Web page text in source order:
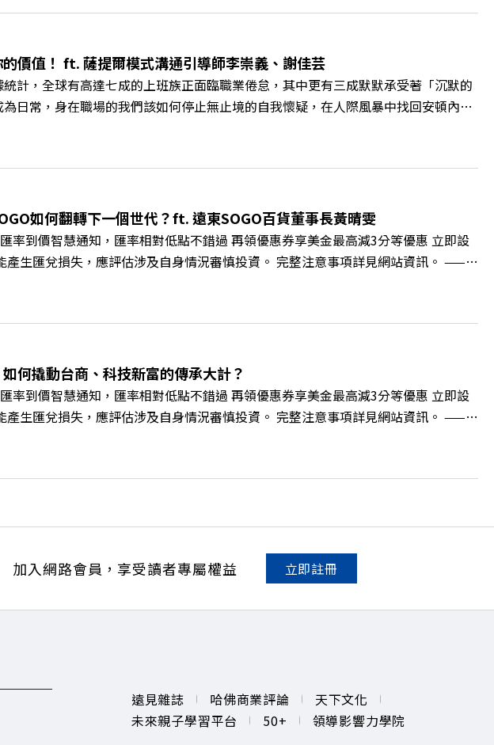
無數女性圓夢的「女力互助與微型創業平台」 主持人／遠見雜誌副社長兼遠見智
+++++ 🫧清除腦袋的盲點，也順手理清生活的雜亂。 點開看質感養成術>>
LINE：https://reurl.cc/A4ELQp IG：https://bit.ly/3AjBWNV YT：
價值！ ft. 薩提爾模式溝通引導師李崇義、謝佳芸
計，全球有高達七成的上班族正面臨職業倦怠，其中更有三成默默承受著「沉默的
日常，身在職場的我們該如何停止無止境的自我懷疑，在人際風暴中找回安頓內心
作者、薩提爾模式溝通引導師李崇義與謝佳芸，教你如何看穿職場底層的應對姿
價值，難道只能由考績和主管來決定？ 🔺你或你的同事，正在用哪種「不一致」
全身而退？ 主持人／遠見雜誌總編輯 林讓均 與談人／薩提爾模式溝通引導師、作
生活的雜亂。 點開看質感養成術>> https://gvmkt.pse.is/9al3px ✨關注《遠見》更
3AjBWNV YT：https://bit.ly/38jNi9k Powered by Firstory Hosting
如何翻轉下一個世代？ft. 遠東SOGO百貨董事長黃晴雯
率到價智慧通知，匯率相對低點不錯過 再領優惠券享美金最高減3分等優惠 立即設
生匯兌損失，應評估涉及自身情況審慎投資。 完整注意事項詳見網站資訊。 ——
友善職場的變革浪潮下，傳統大流量、高耗能的百貨零售業該如何轉型突圍？ 本
你解析遠東SOGO如何透過戰略布局，打造出兼顧企業獲利與社會共好的綠色零售
🔺最難節能的零售業如何落實「EP100」能效倍增計畫？ 🔺成功推動育嬰留停、
情味的文化橋梁！從社會創新到經典「日本展」的共好實踐 主持人／遠見雜誌副
長 黃晴雯 +++++ 🫧清除腦袋的盲點，也順手理清生活的雜亂。 點開看質感養成術
： LINE：https://reurl.cc/A4ELQp IG：https://bit.ly/3AjBWNV YT：
何撬動台商、科技新富的傳承大計？
率到價智慧通知，匯率相對低點不錯過 再領優惠券享美金最高減3分等優惠 立即設
生匯兌損失，應評估涉及自身情況審慎投資。 完整注意事項詳見網站資訊。 ——
洲新一代的財富調度與資產管理重鎮，你的資產配置會怎麼變？在政府力推「亞洲
灣的投信、信託與財富管理業務，正迎來史詩級的法規鬆綁與資金浪潮。 本集《遠
史上最大規模的財富版圖重組。 🔺資產管理大躍進！台灣憑什麼挑戰亞太金融重
輯 林讓均 與談人／遠見雜誌資深主編 廖君雅 +++++ 💰更多專題導覽
IG：https://bit.ly/3AjBWNV YT：https://bit.ly/38jNi9k Powered by Firstory
加入網路會員，享受讀者專屬權益 立即註冊
遠見雜誌 哈佛商業評論
天下文化
未來親子學習平台
50+ 領導影響力學院